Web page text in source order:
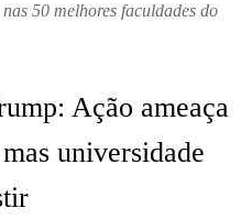
50 melhores faculdades do
Ação ameaça
universidade